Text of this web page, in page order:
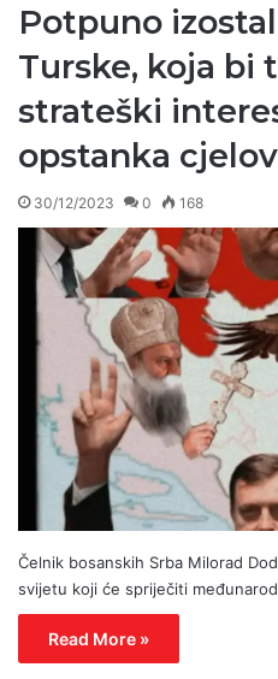
Potpuno
Turske, koja bi
strateški
opstanka
30/12/2023 0 168
Čelnik bosanskih Srba Milorad
svijetu koji će spriječiti
Read More »